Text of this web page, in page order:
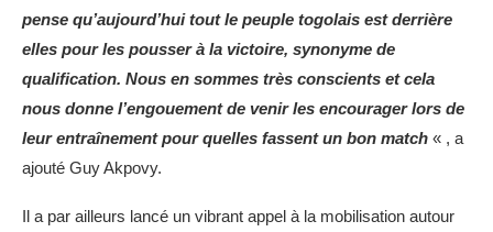
pense qu’aujourd’hui tout le peuple togolais est derrière
elles pour les pousser à la victoire, synonyme de
qualification. Nous en sommes très conscients et cela
nous donne l’engouement de venir les encourager lors de
leur entraînement pour quelles fassent un bon match « , a
ajouté Guy Akpovy.
Il a par ailleurs lancé un vibrant appel à la mobilisation autour